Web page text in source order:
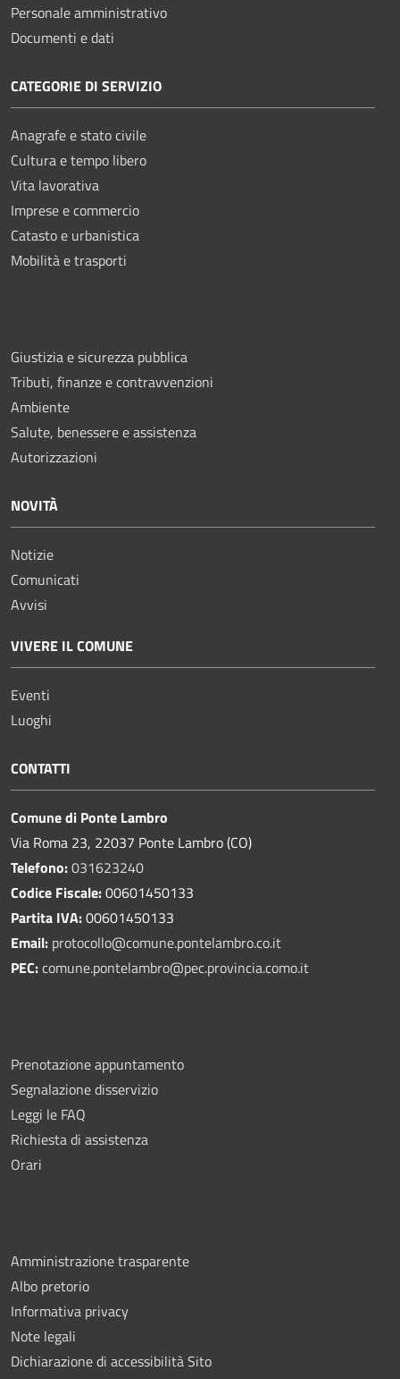
Personale amministrativo
Documenti e dati
CATEGORIE DI SERVIZIO
Anagrafe e stato civile
Cultura e tempo libero
Vita lavorativa
Imprese e commercio
Catasto e urbanistica
Mobilità e trasporti
Giustizia e sicurezza pubblica
Tributi, finanze e contravvenzioni
Ambiente
Salute, benessere e assistenza
Autorizzazioni
NOVITÀ
Notizie
Comunicati
Avvisi
VIVERE IL COMUNE
Eventi
Luoghi
CONTATTI
Comune di Ponte Lambro
Via Roma 23, 22037 Ponte Lambro (CO)
Telefono:031623240
Codice Fiscale:00601450133
Partita IVA:00601450133
Email: protocollo@comune.pontelambro.co.it
PEC:comune.pontelambro@pec.provincia.como.it
Prenotazione appuntamento
Segnalazione disservizio
Leggi le FAQ
Richiesta di assistenza
Orari
Amministrazione trasparente
Albo pretorio
Informativa privacy
Note legali
Dichiarazione di accessibilità Sito